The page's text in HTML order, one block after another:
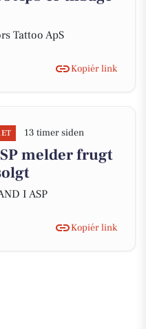
Tattoo ApS
Kopiér link
13 timer siden
melder frugt
I ASP
Kopiér link